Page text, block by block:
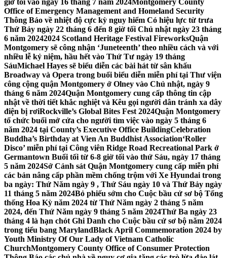
giờ tối vào ngày 16 tháng 7 năm 2024Montgomery County
Office of Emergency Management and Homeland Security
Thông Báo về nhiệt độ cực kỳ nguy hiểm Có hiệu lực từ trưa
Thứ Bảy ngày 22 tháng 6 đến 8 giờ tối Chủ nhật ngày 23 tháng
6 năm 20242024 Scotland Heritage Festival FireworksQuận
Montgomery sẽ công nhận ‘Juneteenth’ theo nhiều cách và với
nhiều lễ kỷ niệm, hầu hết vào Thứ Tư ngày 19 tháng
SáuMichael Hayes sẽ biểu diễn các bài hát từ sân khấu
Broadway và Opera trong buổi biểu diễn miễn phí tại Thư viện
công cộng quận Montgomery ở Olney vào Chủ nhật, ngày 9
tháng 6 năm 2024Quận Montgomery cung cấp thông tin cập
nhật về thời tiết khắc nghiệt và Kêu gọi người dân tránh xa dây
điện bị rơiRockville’s Global Bites Fest 2024Quận Montgomery
tổ chức buổi mở cửa cho người tìm việc vào ngày 5 tháng 6
năm 2024 tại County’s Executive Office BuildingCelebration
Buddha’s Birthday at Vien An Buddhist Association‘Roller
Disco’ miễn phí tại Công viên Ridge Road Recreational Park ở
Germantown Buổi tối từ 6-8 giờ tối vào thứ Sáu, ngày 17 tháng
5 năm 2024Sở Cảnh sát Quận Montgomery cung cấp miễn phí
các bản nâng cấp phần mềm chống trộm với Xe Hyundai trong
ba ngày: Thứ Năm ngày 9 , Thứ Sáu ngày 10 và Thứ Bảy ngày
11 tháng 5 năm 2024Bỏ phiếu sớm cho Cuộc bầu cử sơ bộ Tổng
thống Hoa Kỳ năm 2024 từ Thứ Năm ngày 2 tháng 5 năm
2024, đến Thứ Năm ngày 9 tháng 5 năm 2024Thứ Ba ngày 23
tháng 4 là hạn chót Ghi Danh cho Cuộc bầu cử sơ bộ năm 2024
trong tiểu bang MarylandBlack April Commemoration 2024 by
Youth Ministry Of Our Lady of Vietnam Catholic
ChurchMontgomery County Office of Consumer Protection